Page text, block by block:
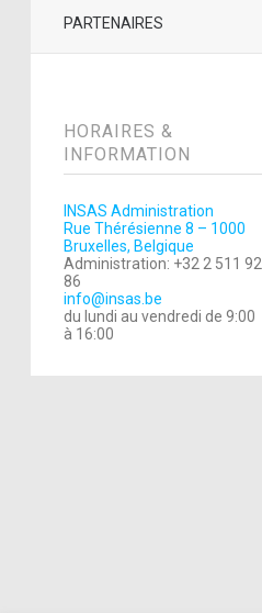
PARTENAIRES
HORAIRES &
INFORMATION
INSAS Administration
Rue Thérésienne 8 – 1000
Bruxelles, Belgique
Administration: +32 2 511 92
86
info@insas.be
du lundi au vendredi de 9:00
à 16:00